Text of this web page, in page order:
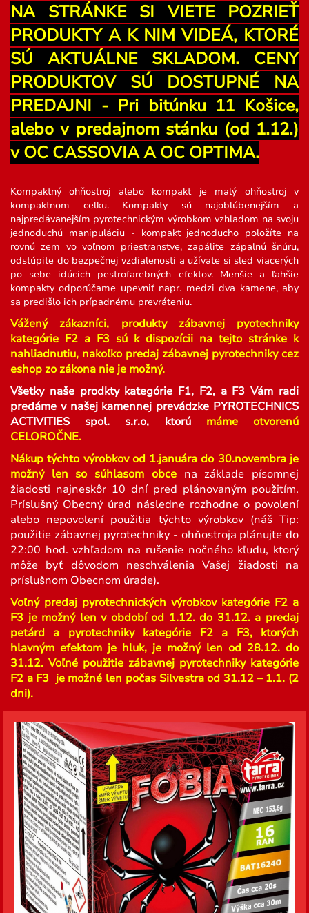
NA STRÁNKE SI VIETE POZRIEŤ
PRODUKTY A K NIM VIDEÁ, KTORÉ
SÚ AKTUÁLNE SKLADOM. CENY
PRODUKTOV SÚ DOSTUPNÉ NA
PREDAJNI - Pri bitúnku 11 Košice,
alebo v predajnom stánku (od 1.12.)
v OC CASSOVIA A OC OPTIMA.
Kompaktný ohňostroj alebo kompakt je malý ohňostroj v
kompaktnom celku. Kompakty sú najobľúbenejším a
najpredávanejším pyrotechnickým výrobkom vzhľadom na svoju
jednoduchú manipuláciu - kompakt jednoducho položíte na
rovnú zem vo voľnom priestranstve, zapálite zápalnú šnúru,
odstúpite do bezpečnej vzdialenosti a užívate si sled viacerých
po sebe idúcich pestrofarebných efektov. Menšie a ľahšie
kompakty odporúčame upevniť napr. medzi dva kamene, aby
sa predišlo ich prípadnému prevráteniu.
Vážený zákazníci, produkty zábavnej pyotechniky
kategórie F2 a F3 sú k dispozícii na tejto stránke k
nahliadnutiu, nakoľko predaj zábavnej pyrotechniky cez
eshop zo zákona nie je možný.
Všetky naše prodkty kategórie F1, F2, a F3 Vám radi
predáme v našej kamennej prevádzke PYROTECHNICS
ACTIVITIES spol. s.r.o, ktorú máme otvorenú
CELOROČNE.
Nákup týchto výrobkov od 1.januára do 30.novembra je
možný len so súhlasom obce na základe písomnej
žiadosti najneskôr 10 dní pred plánovaným použitím.
Príslušný Obecný úrad následne rozhodne o povolení
alebo nepovolení použitia týchto výrobkov (náš Tip:
použitie zábavnej pyrotechniky - ohňostroja plánujte do
22:00 hod. vzhľadom na rušenie nočného kľudu, ktorý
môže byť dôvodom neschválenia Vašej žiadosti na
príslušnom Obecnom úrade).
Voľný predaj pyrotechnických výrobkov kategórie F2 a
F3 je možný len v období od 1.12. do 31.12. a predaj
petárd a pyrotechniky kategórie F2 a F3, ktorých
hlavným efektom je hluk, je možný len od 28.12. do
31.12. Voľné použitie zábavnej pyrotechniky kategórie
F2 a F3 je možné len počas Silvestra od 31.12 – 1.1. (2
dni).